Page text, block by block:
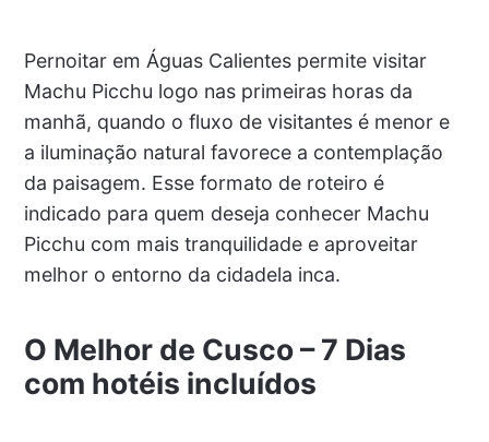
Pernoitar em Águas Calientes permite visitar
Machu Picchu logo nas primeiras horas da
manhã, quando o fluxo de visitantes é menor e
a iluminação natural favorece a contemplação
da paisagem. Esse formato de roteiro é
indicado para quem deseja conhecer Machu
Picchu com mais tranquilidade e aproveitar
melhor o entorno da cidadela inca.
O Melhor de Cusco – 7 Dias
com hotéis incluídos